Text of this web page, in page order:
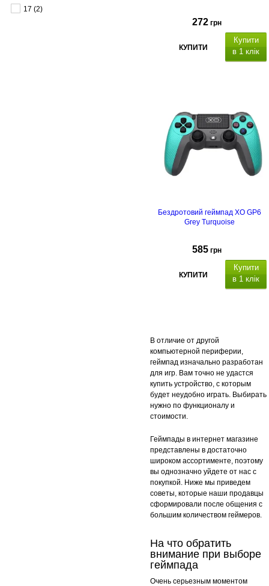
17 (2)
272 грн
КУПИТИ
Купити
в 1 клік
Бездротовий геймпад XO GP6
Grey Turquoise
585 грн
КУПИТИ
Купити
в 1 клік
сенсор з 3D-акселерометром та
гіроскопом, роз'єм EXT.
В отличие от другой
компьютерной периферии,
геймпад изначально разработан
для игр. Вам точно не удастся
купить устройство, с которым
будет неудобно играть. Выбирать
нужно по функционалу и
стоимости.
Геймпады в интернет магазине
представлены в достаточно
широком ассортименте, поэтому
вы однозначно уйдете от нас с
покупкой. Ниже мы приведем
советы, которые наши продавцы
сформировали после общения с
большим количеством геймеров.
На что обратить
внимание при выборе
геймпада
Очень серьезным моментом